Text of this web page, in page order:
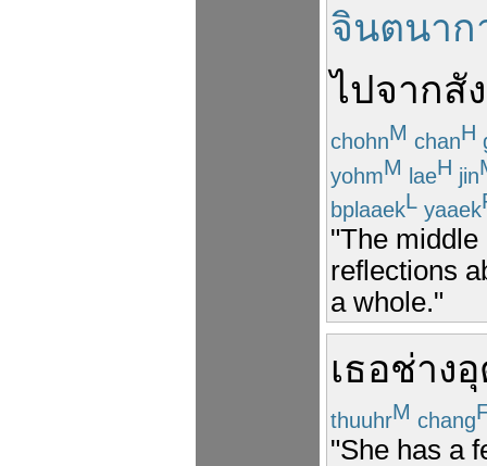
จินตนาก
ไปจากสั
chohnM chanH
yohmM laeH jin
bplaaekL yaaek
"The
reflections
a whole."
เธอช่าง
thuuhrM chang
"She has a